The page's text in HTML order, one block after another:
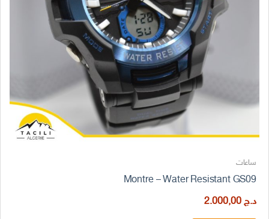
ساعات
Montre – Water Resistant GS09
د.ج2.000,00